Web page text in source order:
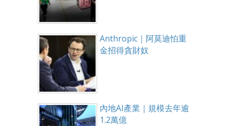
Anthropic｜阿莫迪怕重
金招得貪財奴
內地AI產業｜規模去年逾
1.2萬億